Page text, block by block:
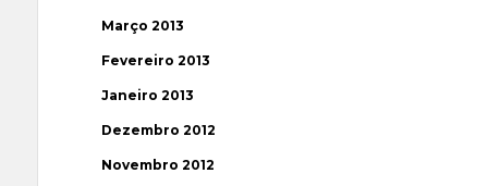
Março 2013
Fevereiro 2013
Janeiro 2013
Dezembro 2012
Novembro 2012